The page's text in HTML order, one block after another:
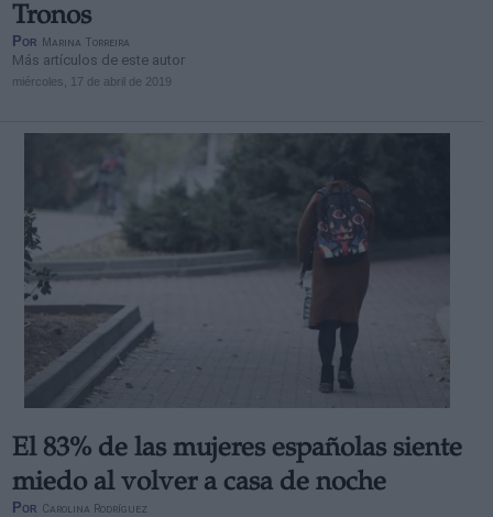
Tronos
Por Marina Torreira
Más artículos de este autor
miércoles, 17 de abril de 2019
El 83% de las mujeres españolas siente
miedo al volver a casa de noche
Por Carolina Rodríguez